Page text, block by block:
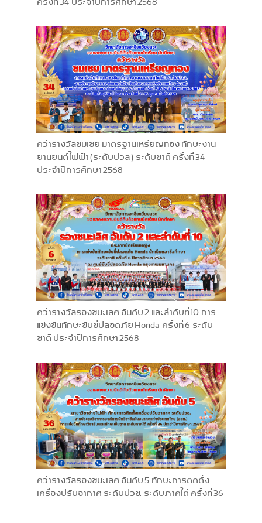
คว้ารางวัลชมเชย มาตรฐานเหรียญทอง ทักษะงาน
ยานยนต์ไฟฟ้า (ระดับปวส.) ระดับชาติ ครั้งที่ 34
ประจำปีการศึกษา 2568
คว้ารางวัลรองชนะเลิศ อันดับ 2 และลำดับที่ 10 การ
แข่งขันทักษะขับขี่ปลอดภัย Honda ครั้งที่ 6 ระดับ
ชาติ ประจำปีการศึกษา 2568
คว้ารางวัลรองชนะเลิศ อันดับ 5 ทักษะการติดตั้ง
เครื่องปรับอากาศ ระดับปวช. ระดับภาคใต้ ครั้งที่ 36